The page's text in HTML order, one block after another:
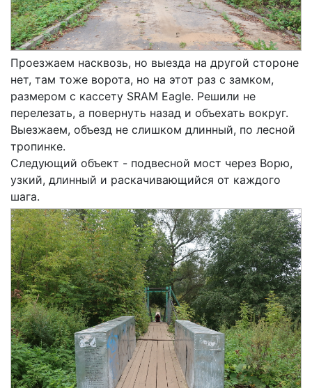
Проезжаем насквозь, но выезда на другой стороне
нет, там тоже ворота, но на этот раз с замком,
размером с кассету SRAM Eagle. Решили не
перелезать, а повернуть назад и объехать вокруг.
Выезжаем, объезд не слишком длинный, по лесной
тропинке.
Следующий объект - подвесной мост через Ворю,
узкий, длинный и раскачивающийся от каждого
шага.